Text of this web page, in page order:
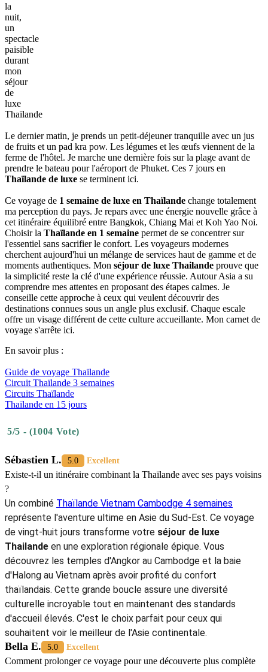
la
nuit,
un
spectacle
paisible
durant
mon
séjour
de
luxe
Thaïlande
Le dernier matin, je prends un petit-déjeuner tranquille avec un jus
de fruits et un pad kra pow. Les légumes et les œufs viennent de la
ferme de l'hôtel. Je marche une dernière fois sur la plage avant de
prendre le bateau pour l'aéroport de Phuket. Ces 7 jours en
Thaïlande de luxe se terminent ici.
Ce voyage de 1 semaine de luxe en Thaïlande change totalement
ma perception du pays. Je repars avec une énergie nouvelle grâce à
cet itinéraire équilibré entre Bangkok, Chiang Mai et Koh Yao Noi.
Choisir la Thaïlande en 1 semaine permet de se concentrer sur
l'essentiel sans sacrifier le confort. Les voyageurs modernes
cherchent aujourd'hui un mélange de services haut de gamme et de
moments authentiques. Mon séjour de luxe Thailande prouve que
la simplicité reste la clé d'une expérience réussie. Autour Asia a su
comprendre mes attentes en proposant des étapes calmes. Je
conseille cette approche à ceux qui veulent découvrir des
destinations connues sous un angle plus exclusif. Chaque escale
offre un visage différent de cette culture accueillante. Mon carnet de
voyage s'arrête ici.
En savoir plus :
Guide de voyage Thaïlande
Circuit Thaïlande 3 semaines
Circuits Thaïlande
Thaïlande en 15 jours
5/5 - (1004 Vote)
Sébastien L. 5.0 Excellent
Existe-t-il un itinéraire combinant la Thaïlande avec ses pays voisins
?
Un combiné Thaïlande Vietnam Cambodge 4 semaines
représente l'aventure ultime en Asie du Sud-Est. Ce voyage
de vingt-huit jours transforme votre séjour de luxe
Thailande en une exploration régionale épique. Vous
découvrez les temples d'Angkor au Cambodge et la baie
d'Halong au Vietnam après avoir profité du confort
thaïlandais. Cette grande boucle assure une diversité
culturelle incroyable tout en maintenant des standards
d'accueil élevés. C'est le choix parfait pour ceux qui
souhaitent voir le meilleur de l'Asie continentale.
Bella E. 5.0 Excellent
Comment prolonger ce voyage pour une découverte plus complète